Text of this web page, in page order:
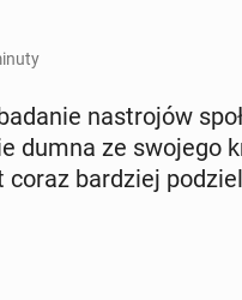
na­stro­jów
dumna ze swojego
bar­dziej